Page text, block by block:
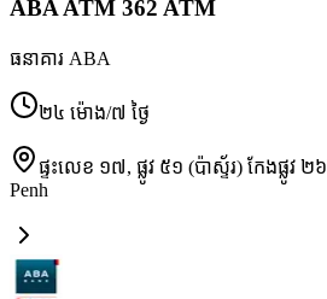
ABA ATM 362 ATM
ធនាគារ ABA
២៤ ម៉ោង/៧ ថ្ងៃ
ផ្ទះលេខ ១៧, ផ្លូវ ៥១ (ប៉ាស្ទ័រ) កែងផ្លូវ
Penh